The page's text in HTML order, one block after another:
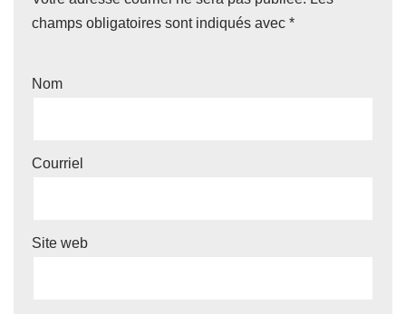
champs obligatoires sont indiqués avec *
Nom
Courriel
Site web